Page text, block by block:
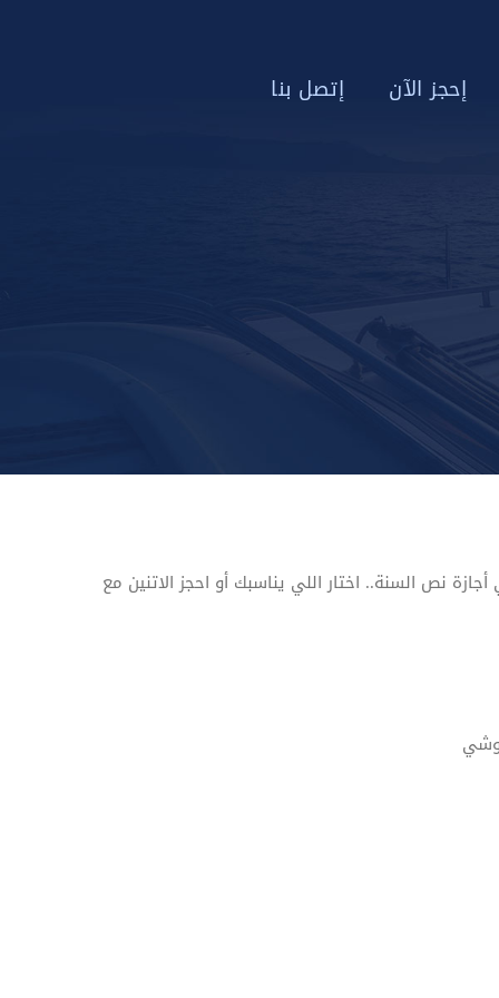
إحجز الآن إتصل بنا
نص السنة.. اختار اللي يناسبك أو احجز الاتنين مع